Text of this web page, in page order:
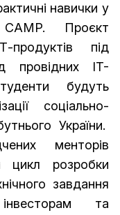
навички у
Проєкт
продуктів під
провідних IT-
будуть
соціально-
України.
менторів
цикл розробки
завдання
та